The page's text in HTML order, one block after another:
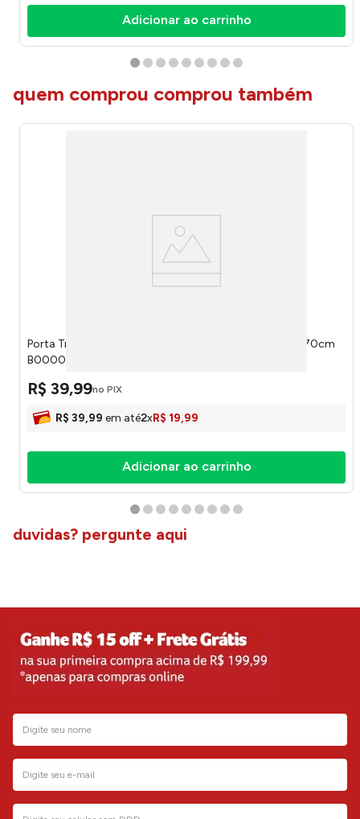
Adicionar ao carrinho
quem comprou comprou também
Porta Travesseiro Montblanc Imperial Cinza Claro 50x70cm
B00000449464 - Jc Serrano
R$ 39,99no PIX
R$ 39,99 em até2xR$ 19,99
Adicionar ao carrinho
duvidas? pergunte aqui